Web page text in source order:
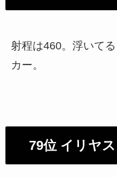
射程は460。浮いて
カー。
79位 イリヤ